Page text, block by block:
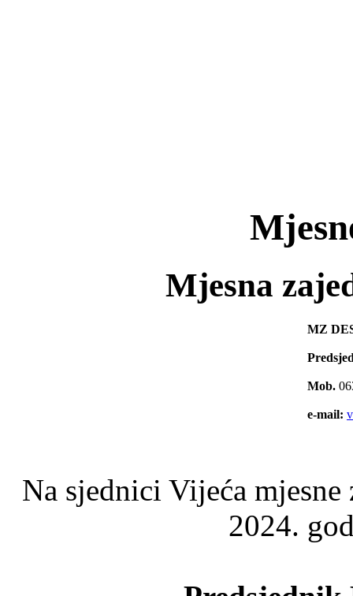
Mjesna
MZ
Mob.
e-mail:
Na sjednici Vijeća
2024.